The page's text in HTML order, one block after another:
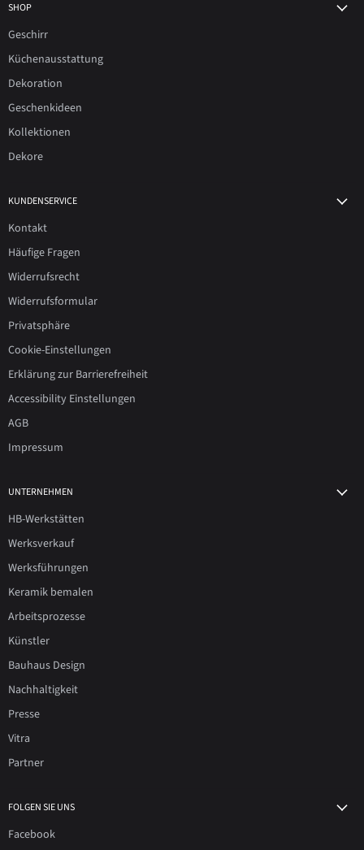
SHOP
Geschirr
Küchenausstattung
Dekoration
Geschenkideen
Kollektionen
Dekore
KUNDENSERVICE
Kontakt
Häufige Fragen
Widerrufsrecht
Widerrufsformular
Privatsphäre
Cookie-Einstellungen
Erklärung zur Barrierefreiheit
Accessibility Einstellungen
AGB
Impressum
UNTERNEHMEN
HB-Werkstätten
Werksverkauf
Werksführungen
Keramik bemalen
Arbeitsprozesse
Künstler
Bauhaus Design
Nachhaltigkeit
Presse
Vitra
Partner
FOLGEN SIE UNS
Facebook